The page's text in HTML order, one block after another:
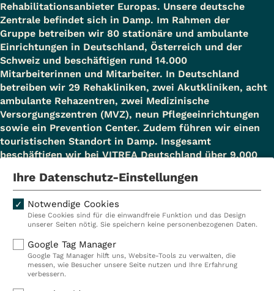
Rehabilitationsanbieter Europas. Unsere deutsche
Zentrale befindet sich in Damp. Im Rahmen der
Gruppe betreiben wir 80 stationäre und ambulante
Einrichtungen in Deutschland, Österreich und der
Schweiz und beschäftigen rund 14.000
Mitarbeiterinnen und Mitarbeiter. In Deutschland
betreiben wir 29 Rehakliniken, zwei Akutkliniken, acht
ambulante Rehazentren, zwei Medizinische
Versorgungszentren (MVZ), neun Pflegeeinrichtungen
sowie ein Prevention Center. Zudem führen wir einen
touristischen Standort in Damp. Insgesamt
beschäftigen wir bei VITREA Deutschland über 9.000
Kliniken
Ambulant
Reha
Prävention
Karriere
VITREA Deutschland
Ihre Datenschutz-Einstellungen
Notwendige Cookies
Diese Cookies sind für die einwandfreie Funktion und das Design
unserer Seiten nötig. Sie speichern keine personenbezogenen Daten.
Google Tag Manager
Google Tag Manager hilft uns, Website-Tools zu verwalten, die
messen, wie Besucher unsere Seite nutzen und Ihre Erfahrung
verbessern.